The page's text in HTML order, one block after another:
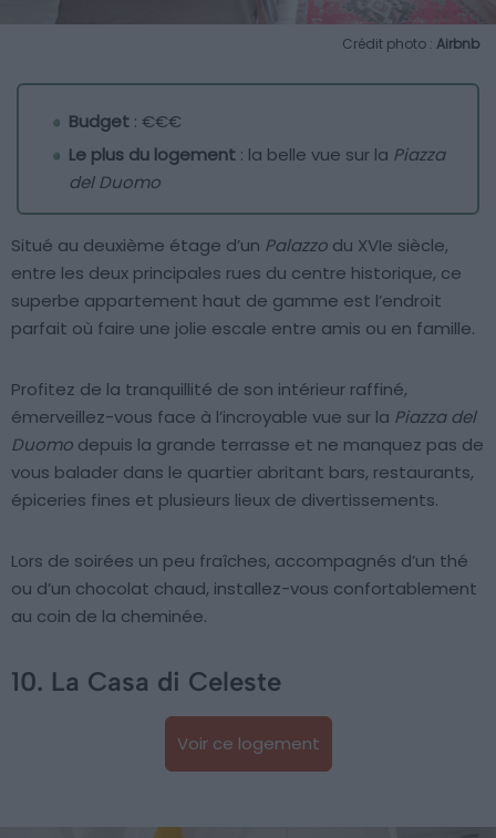
Crédit photo : Airbnb
Budget : €€€
Le plus du logement : la belle vue sur la Piazza
del Duomo
Situé au deuxième étage d’un Palazzo du XVIe siècle,
entre les deux principales rues du centre historique, ce
superbe appartement haut de gamme est l’endroit
parfait où faire une jolie escale entre amis ou en famille.
Profitez de la tranquillité de son intérieur raffiné,
émerveillez-vous face à l’incroyable vue sur la Piazza del
Duomo depuis la grande terrasse et ne manquez pas de
vous balader dans le quartier abritant bars, restaurants,
épiceries fines et plusieurs lieux de divertissements.
Lors de soirées un peu fraîches, accompagnés d’un thé
ou d’un chocolat chaud, installez-vous confortablement
au coin de la cheminée.
10. La Casa di Celeste
Voir ce logement